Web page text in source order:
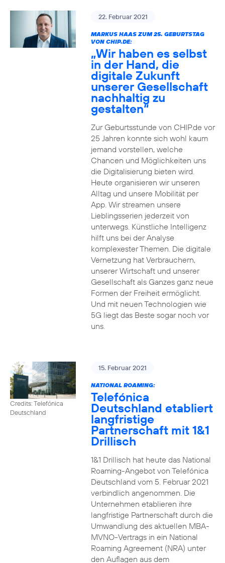
22. Februar 2021
MARKUS HAAS ZUM 25. GEBURTSTAG
VON CHIP.DE:
„Wir haben es selbst
in der Hand, die
digitale Zukunft
unserer Gesellschaft
nachhaltig zu
gestalten“
Zur Geburtsstunde von CHIP.de vor
25 Jahren konnte sich wohl kaum
jemand vorstellen, welche
Chancen und Möglichkeiten uns
die Digitalisierung bieten wird.
Heute organisieren wir unseren
Alltag und unsere Mobilität per
App. Wir streamen unsere
Lieblingsserien jederzeit von
unterwegs. Künstliche Intelligenz
hilft uns bei der Analyse
komplexester Themen. Die digitale
Vernetzung hat Verbrauchern,
unserer Wirtschaft und unserer
Gesellschaft als Ganzes ganz neue
Formen der Freiheit ermöglicht.
Und mit neuen Technologien wie
5G liegt das Beste sogar noch vor
uns.
Credits: Telefónica
Deutschland
15. Februar 2021
NATIONAL ROAMING:
Telefónica
Deutschland etabliert
langfristige
Partnerschaft mit 1&1
Drillisch
1&1 Drillisch hat heute das National
Roaming-Angebot von Telefónica
Deutschland vom 5. Februar 2021
verbindlich angenommen. Die
Unternehmen etablieren ihre
langfristige Partnerschaft durch die
Umwandlung des aktuellen MBA-
MVNO-Vertrags in ein National
Roaming Agreement (NRA) unter
den Auflagen aus dem